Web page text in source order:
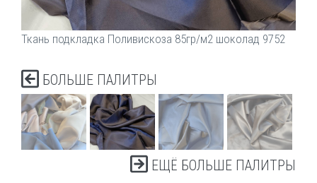
Ткань подкладка Поливискоза 85гр/м2 шоколад 9752
БОЛЬШЕ ПАЛИТРЫ
ЕЩЁ БОЛЬШЕ ПАЛИТРЫ